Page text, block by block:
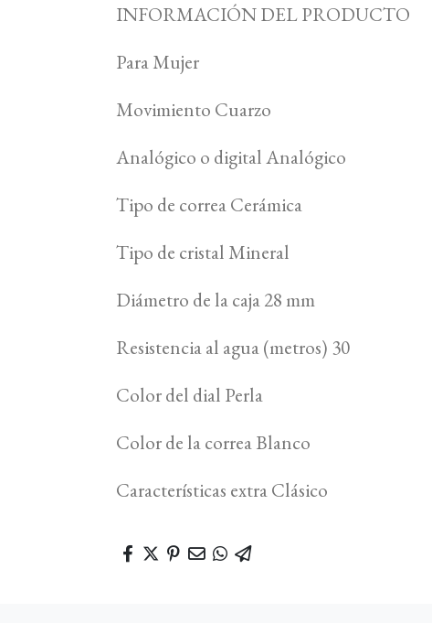
INFORMACIÓN DEL PRODUCTO
Para Mujer
Movimiento Cuarzo
Analógico o digital Analógico
Tipo de correa Cerámica
Tipo de cristal Mineral
Diámetro de la caja 28 mm
Resistencia al agua (metros) 30
Color del dial Perla
Color de la correa Blanco
Características extra Clásico